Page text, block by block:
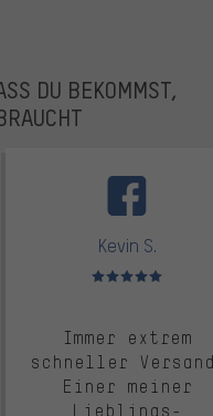
DU BEKOMMST,
Kevin S.
Bewertungen: 5 von 5
Immer extrem
schneller
Einer meiner
Lieblings-